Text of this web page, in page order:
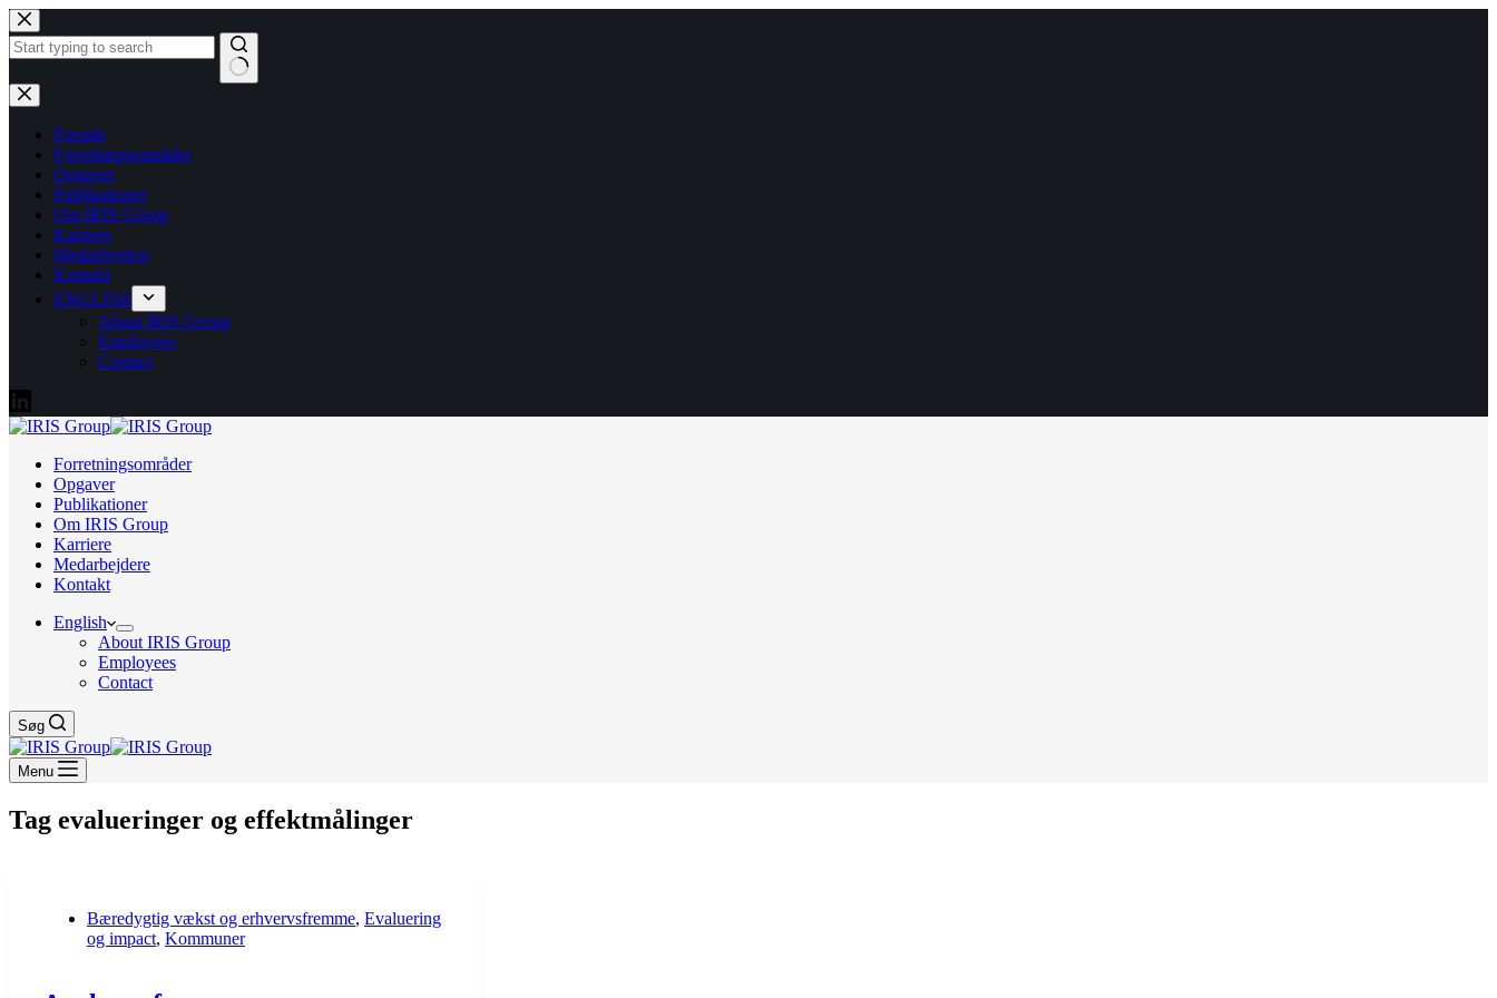
Fortsæt
til
indhold
Ingen
resultater
Forside
Forretningsområder
Opgaver
Publikationer
Om IRIS Group
Karriere
Medarbejdere
Kontakt
ENGLISH
About IRIS Group
Employees
Contact
Forretningsområder
Opgaver
Publikationer
Om IRIS Group
Karriere
Medarbejdere
Kontakt
English
About IRIS Group
Employees
Contact
Søg
Menu
Tag evalueringer og effektmålinger
Bæredygtig vækst og erhvervsfremme, Evaluering
og impact, Kommuner